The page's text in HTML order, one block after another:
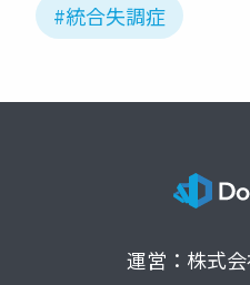
#統合失調症
運営：株式